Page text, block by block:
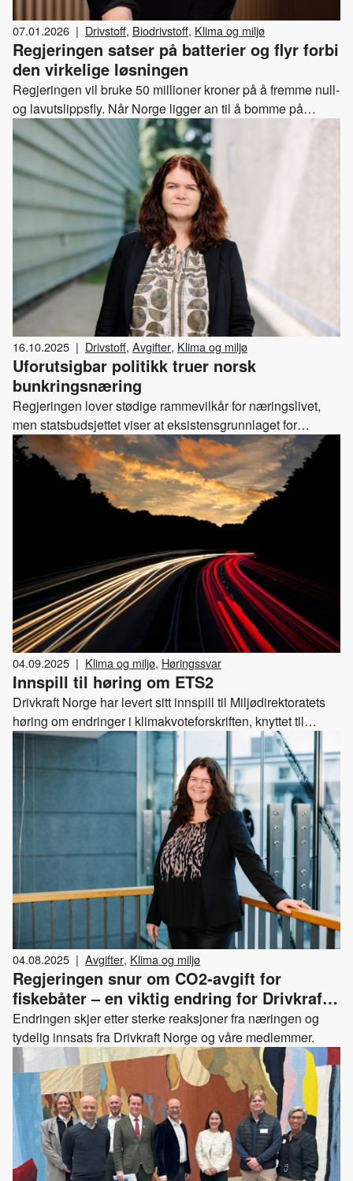
07.01.2026 | Drivstoff, Biodrivstoff, Klima og miljø
Regjeringen satser på batterier og flyr forbi
den virkelige løsningen
Regjeringen vil bruke 50 millioner kroner på å fremme null-
og lavutslippsfly. Når Norge ligger an til å bomme på
klimamålet for 2030 med 15 millioner tonn CO2, er det
risikabelt å la oss blende av batterisuksessen fra veiene.
16.10.2025 | Drivstoff, Avgifter, Klima og miljø
Uforutsigbar politikk truer norsk
bunkringsnæring
Regjeringen lover stødige rammevilkår for næringslivet,
men statsbudsjettet viser at eksistensgrunnlaget for
selskaper som selger drivstoff i norske havner fortsatt er
truet. For globale klimagassutslipp, norske arbeidsplasser
og landets beredskap, er det dårlig nytt.
04.09.2025 | Klima og miljø, Høringssvar
Innspill til høring om ETS2
Drivkraft Norge har levert sitt innspill til Miljødirektoratets
høring om endringer i klimakvoteforskriften, knyttet til
kvoteplikt i det utvidede kvotesystemet (ETS2).
04.08.2025 | Avgifter, Klima og miljø
Regjeringen snur om CO2-avgift for
fiskebåter – en viktig endring for Drivkraft
Norges medlemmer
Endringen skjer etter sterke reaksjoner fra næringen og
tydelig innsats fra Drivkraft Norge og våre medlemmer.